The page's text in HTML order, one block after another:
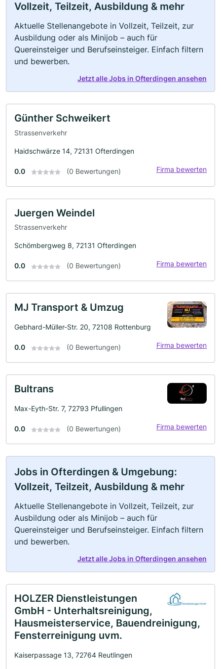
Vollzeit, Teilzeit, Ausbildung & mehr
Aktuelle Stellenangebote in Vollzeit, Teilzeit, zur
Ausbildung oder als Minijob – auch für
Quereinsteiger und Berufseinsteiger. Einfach filtern
und bewerben.
Jetzt alle Jobs in Ofterdingen ansehen
Günther Schweikert
Strassenverkehr
Haidschwärze 14, 72131 Ofterdingen
0.0 (0 Bewertungen) Firma bewerten
Juergen Weindel
Strassenverkehr
Schömbergweg 8, 72131 Ofterdingen
0.0 (0 Bewertungen) Firma bewerten
MJ Transport & Umzug
Gebhard-Müller-Str. 20, 72108 Rottenburg
0.0 (0 Bewertungen) Firma bewerten
Bultrans
Max-Eyth-Str. 7, 72793 Pfullingen
0.0 (0 Bewertungen) Firma bewerten
Jobs in Ofterdingen & Umgebung:
Vollzeit, Teilzeit, Ausbildung & mehr
Aktuelle Stellenangebote in Vollzeit, Teilzeit, zur
Ausbildung oder als Minijob – auch für
Quereinsteiger und Berufseinsteiger. Einfach filtern
und bewerben.
Jetzt alle Jobs in Ofterdingen ansehen
HOLZER Dienstleistungen
GmbH - Unterhaltsreinigung,
Hausmeisterservice, Bauendreinigung,
Fensterreinigung uvm.
Kaiserpassage 13, 72764 Reutlingen